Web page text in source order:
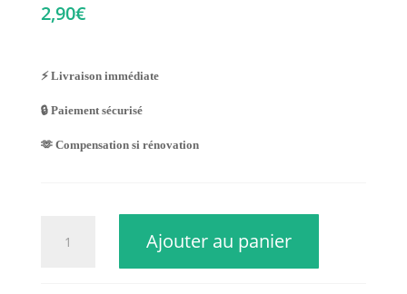
2,90€
⚡ Livraison immédiate
🔒 Paiement sécurisé
🫶 Compensation si rénovation
Ajouter au panier